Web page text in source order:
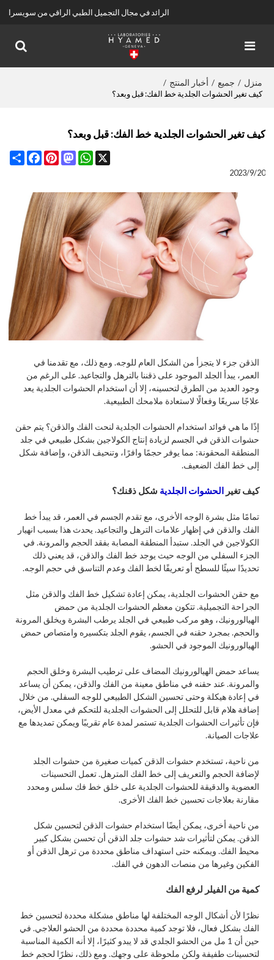
الرائد في مجال التجميل الطبي الراقي من سويسرا
منزل / جميع / أخبار المنتج /
كيف تغير الحشوات الجلدية خط الفك: قبل وبعد؟
كيف تغير الحشوات الجلدية خط الفك: قبل وبعد؟
Share
FacebookPinterestMastodon
WhatsApp
X
2023/9/20
الذقن جزء لا يتجزأ من الشكل العام للوجه. ومع ذلك، مع تقدمنا في
العمر، يبدأ الجلد الموجود على ذقننا بالترهل والتجاعيد. على الرغم من
وجود العديد من الطرق لتحسينه، إلا أن استخدام الحشوات الجلدية يعد
علاجًا سريعًا وفعالًا لاستعادة ملامحك الطبيعية.
إذًا ما هي فوائد استخدام الحشوات الجلدية لنحت الفك والذقن؟ يتم حقن
حشوات الذقن في الجسم لزيادة إنتاج الكولاجين بشكل طبيعي في جلد
المنطقة المحقونة: مما يوفر حجمًا وافرًا، وتنحيف الذقن، وإضافة شكل
إلى خط الفك الضعيف.
كيف تغيرالحشوات الجلدية شكل ذقنك؟
تمامًا مثل بشرة الوجه الأخرى، مع تقدم الجسم في العمر، قد يبدأ خط
الفك والذقن في إظهار علامات الترهل والتجاعيد. يحدث هذا بسبب انهيار
الكولاجين في الجلد. ستبدأ المنطقة المصابة بفقد الحجم والمرونة. في
الجزء السفلي من الوجه حيث يوجد خط الفك والذقن، قد يعني ذلك
تحديدًا سيئًا للسطح أو تعريفًا لخط الفك وعدم التناسق في حجم الوجه.
مع حقن الحشوات الجلدية، يمكن إعادة تشكيل خط الفك والذقن مثل
الجراحة التجميلية. تتكون معظم الحشوات الجلدية من حمض
الهيالورونيك، وهو مركب طبيعي في الجلد يرطب البشرة ويخلق المرونة
والحجم. بمجرد حقنه في الجسم، يقوم الجلد بتكسيره وامتصاص حمض
الهيالورونيك الموجود في الحشو.
يساعد حمض الهيالورونيك المضاف على ترطيب البشرة وخلق الحجم
والمرونة. عند حقنه في مناطق معينة من الفك والذقن، يمكن أن يساعد
في إعادة هيكلة وحتى تحسين الشكل الطبيعي للوجه السفلي. من خلال
إضافة هلام قابل للتحلل إلى الحشوات الجلدية للتحكم في معدل الأيض،
فإن تأثيرات الحشوات الجلدية تستمر لمدة عام تقريبًا ويمكن تمديدها مع
علاجات الصيانة.
من ناحية، تستخدم حشوات الذقن كميات صغيرة من حشوات الجلد
لإضافة الحجم والتعريف إلى خط الفك المترهل. تعمل التحسينات
العضوية والدقيقة للحشوات الجلدية على خلق خط فك سلس ومحدد
مقارنة بعلاجات تحسين خط الفك الأخرى.
من ناحية أخرى، يمكن أيضًا استخدام حشوات الذقن لتحسين شكل
الذقن. يمكن لتأثيرات شد حشوات جلد الذقن أن تحسن بشكل كبير
محيط الفك. ويمكنه حتى استهداف مناطق محددة من ترهل الذقن أو
الفكين وغيرها من منصات الدهون في الفك.
كمية من الفيلر لرفع الفك
نظرًا لأن أشكال الوجه المختلفة لها مناطق مشكلة محددة لتحسين خط
الفك بشكل فعال، فلا توجد كمية محددة محددة من الحشو العلاجي. في
حين أن 1 مل من الحشو الجلدي قد لا يبدو كثيرًا، إلا أنه الكمية المناسبة
لتحسينات طفيفة ولكن ملحوظة على وجهك. ومع ذلك، نظرًا لحجم خط